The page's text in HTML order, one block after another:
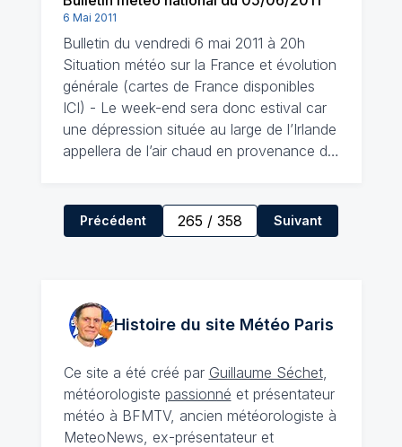
6 Mai 2011
Bulletin du vendredi 6 mai 2011 à 20h
Situation météo sur la France et évolution
générale (cartes de France disponibles
ICI) - Le week-end sera donc estival car
une dépression située au large de l’Irlande
appellera de l’air chaud en provenance d…
Précédent 265 / 358 Suivant
Histoire du site MétéoParis
Ce site a été créé par Guillaume Séchet,
météorologiste passionné et présentateur
météo à BFMTV, ancien météorologiste à
MeteoNews, ex-présentateur et